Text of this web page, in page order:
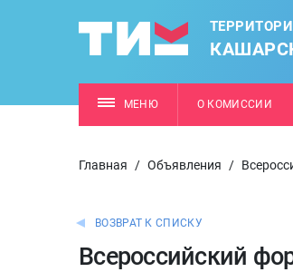
МЕНЮ О КОМИССИИ
Главная / Объявления /
ВОЗВРАТ К СПИСКУ
Всероссийский